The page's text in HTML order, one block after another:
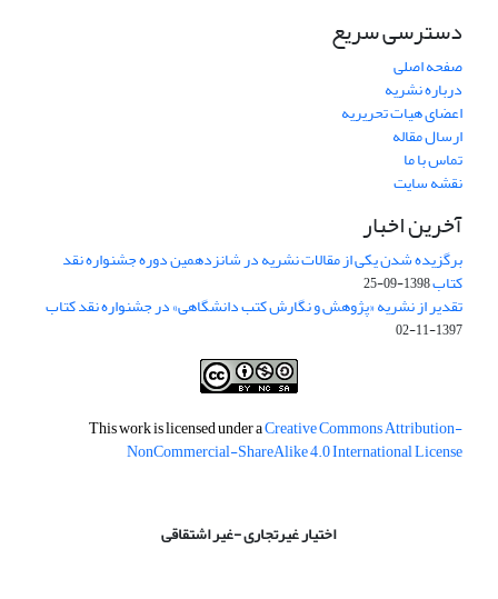
دسترسی سریع
صفحه اصلی
درباره نشریه
اعضای هیات تحریریه
ارسال مقاله
تماس با ما
نقشه سایت
آخرین اخبار
برگزیده شدن یکی از مقالات نشریه در شانزدهمین دوره جشنواره نقد
کتاب1398-09-25
تقدیر از نشریه «پژوهش و نگارش کتب دانشگاهی» در جشنواره نقد کتاب
1397-11-02
This work is licensed under aCreative Commons Attribution-
NonCommercial-ShareAlike 4.0 International License
اختیار غیرتجاری -غیر اشتقاقی